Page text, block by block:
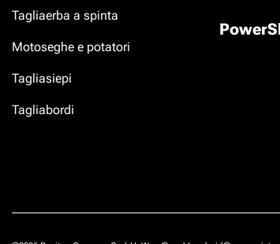
Tagliaerba a spinta
Motoseghe e potatori
Tagliasiepi
Tagliabordi